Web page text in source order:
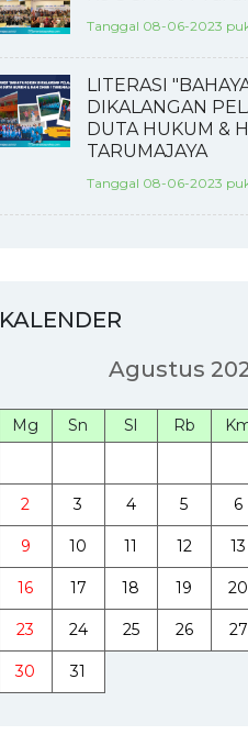
Tanggal 08-06-2023
LITERASI
DIKALANGAN
DUTA HUKUM &
TARUMAJAYA
Tanggal 08-06-2023
KALENDER
Agustus
Mg Sn Sl Rb
2 3 4 5 6
9 10 11 12 13
16 17 18 19 20
23 24 25 26 27
30 31